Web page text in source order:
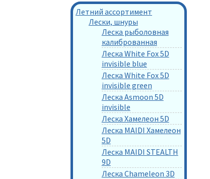
Летний ассортимент
Лески, шнуры
Леска рыболовная
калиброванная
Леска White Fox 5D
invisible blue
Леска White Fox 5D
invisible green
Леска Asmoon 5D
invisible
Леска Хамелеон 5D
Леска MAIDI Хамелеон
5D
Леска MAIDI STEALTH
9D
Леска Chameleon 3D